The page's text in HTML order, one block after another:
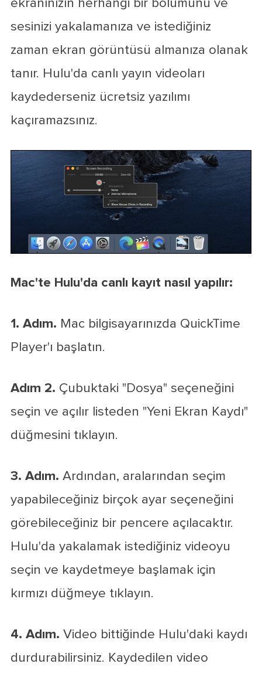
ekranınızın herhangi bir bölümünü ve
sesinizi yakalamanıza ve istediğiniz
zaman ekran görüntüsü almanıza olanak
tanır. Hulu'da canlı yayın videoları
kaydederseniz ücretsiz yazılımı
kaçıramazsınız.
Mac'te Hulu'da canlı kayıt nasıl yapılır:
1. Adım. Mac bilgisayarınızda QuickTime
Player'ı başlatın.
Adım 2. Çubuktaki "Dosya" seçeneğini
seçin ve açılır listeden "Yeni Ekran Kaydı"
düğmesini tıklayın.
3. Adım. Ardından, aralarından seçim
yapabileceğiniz birçok ayar seçeneğini
görebileceğiniz bir pencere açılacaktır.
Hulu'da yakalamak istediğiniz videoyu
seçin ve kaydetmeye başlamak için
kırmızı düğmeye tıklayın.
4. Adım. Video bittiğinde Hulu'daki kaydı
durdurabilirsiniz. Kaydedilen video